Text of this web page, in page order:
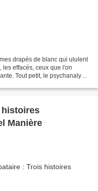
drapés de blanc qui ululent
effacés, ceux que l'on
Tout petit, le psychanalyste
histoires
Manière